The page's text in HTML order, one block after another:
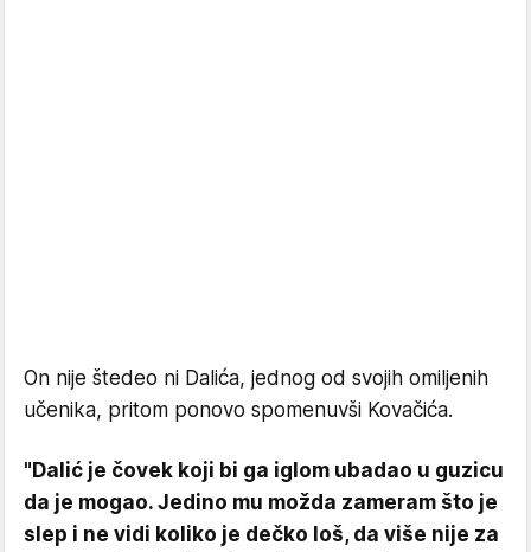
On nije štedeo ni Dalića, jednog od svojih omiljenih
učenika, pritom ponovo spomenuvši Kovačića.
"Dalić je čovek koji bi ga iglom ubadao u guzicu
da je mogao. Jedino mu možda zameram što je
slep i ne vidi koliko je dečko loš, da više nije za